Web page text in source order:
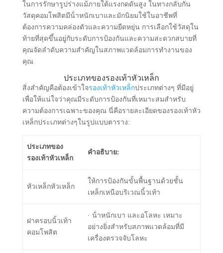
ในการรักษารูปร่างแม้ภายใต้แรงกดดันสูง ในทางกลับกัน
วัสดุคอมโพสิตมีน้ําหนักเบาและมักนิยมใช้ในอาชีพที่
ต้องการความคล่องตัวและความยืดหยุ่น การเลือกใช้วัสดุใน
ท้ายที่สุดขึ้นอยู่กับระดับการป้องกันและความสะดวกสบายที่
คุณจัดลําดับความสําคัญในสภาพแวดล้อมการทํางานของ
คุณ
ประเภทของรองเท้าหัวเหล็ก
สิ่งสําคัญคือต้องเข้าใจรองเท้าหัวเหล็กประเภทต่างๆ ที่มีอยู่
เพื่อให้แน่ใจว่าคุณมีระดับการป้องกันที่เหมาะสมสําหรับ
ความต้องการเฉพาะของคุณ นี่คือรายละเอียดของรองเท้าหัว
เหล็กประเภทต่างๆในรูปแบบตาราง:
ประเภทของ
รองเท้าหัวเหล็ก
คำอธิบาย:
หัวเหล็กหัวเหล็ก
ให้การป้องกันขั้นพื้นฐานด้วยชั้น
เหล็กเหนือบริเวณนิ้วเท้า
ฝาครอบนิ้วเท้า
คอมโพสิต
· น้ําหนักเบา และอโลหะ เหมาะ
อย่างยิ่งสําหรับสภาพแวดล้อมที่มี
เครื่องตรวจจับโลหะ